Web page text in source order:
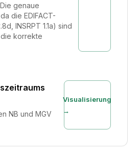
genaue
die EDIFACT-
INSRPT 1.1a) sind
die korrekte
NB und MGV
Visualisierung
→